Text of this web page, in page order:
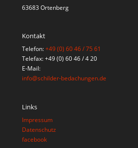
63683 Ortenberg
Kontakt
Telefon:+49 (0) 60 46 / 75 61
Telefax: +49 (0) 60 46 / 4 20
E-Mail:
info@schilder-bedachungen.de
Links
Impressum
Datenschutz
facebook